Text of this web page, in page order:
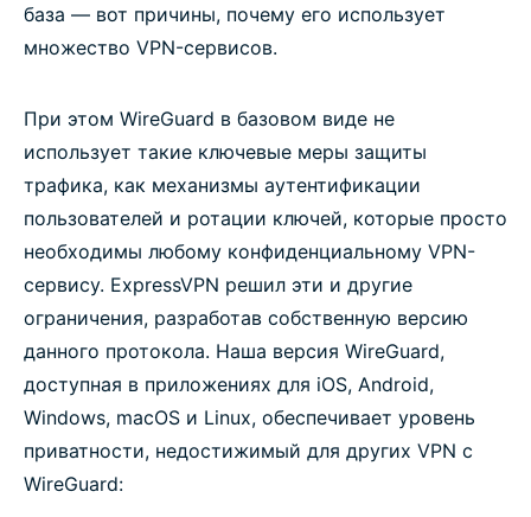
база — вот причины, почему его использует
множество VPN-сервисов.
При этом WireGuard в базовом виде не
использует такие ключевые меры защиты
трафика, как механизмы аутентификации
пользователей и ротации ключей, которые просто
необходимы любому конфиденциальному VPN-
сервису. ExpressVPN решил эти и другие
ограничения, разработав собственную версию
данного протокола. Наша версия WireGuard,
доступная в приложениях для iOS, Android,
Windows, macOS и Linux, обеспечивает уровень
приватности, недостижимый для других VPN с
WireGuard: